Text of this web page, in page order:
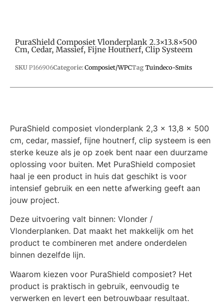
PuraShield Composiet Vlonderplank 2.3×13.8×500
Cm, Cedar, Massief, Fijne Houtnerf, Clip Systeem
SKU P166906Categorie: Composiet/WPCTag Tuindeco-Smits
PuraShield composiet vlonderplank 2,3 x 13,8 x 500
cm, cedar, massief, fijne houtnerf, clip systeem is een
sterke keuze als je op zoek bent naar een duurzame
oplossing voor buiten. Met PuraShield composiet
haal je een product in huis dat geschikt is voor
intensief gebruik en een nette afwerking geeft aan
jouw project.
Deze uitvoering valt binnen: Vlonder /
Vlonderplanken. Dat maakt het makkelijk om het
product te combineren met andere onderdelen
binnen dezelfde lijn.
Waarom kiezen voor PuraShield composiet? Het
product is praktisch in gebruik, eenvoudig te
verwerken en levert een betrouwbaar resultaat.